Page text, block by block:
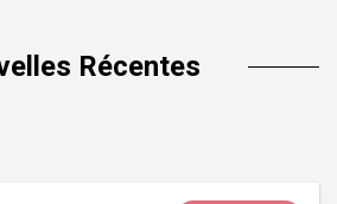
Récentes